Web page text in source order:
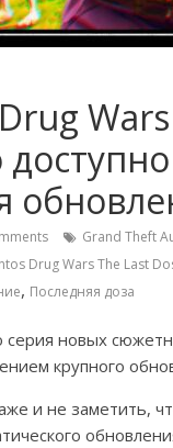
Grand Theft
Drug Wars The Last
, Последняя доза
новых
крупного
и не заметить,